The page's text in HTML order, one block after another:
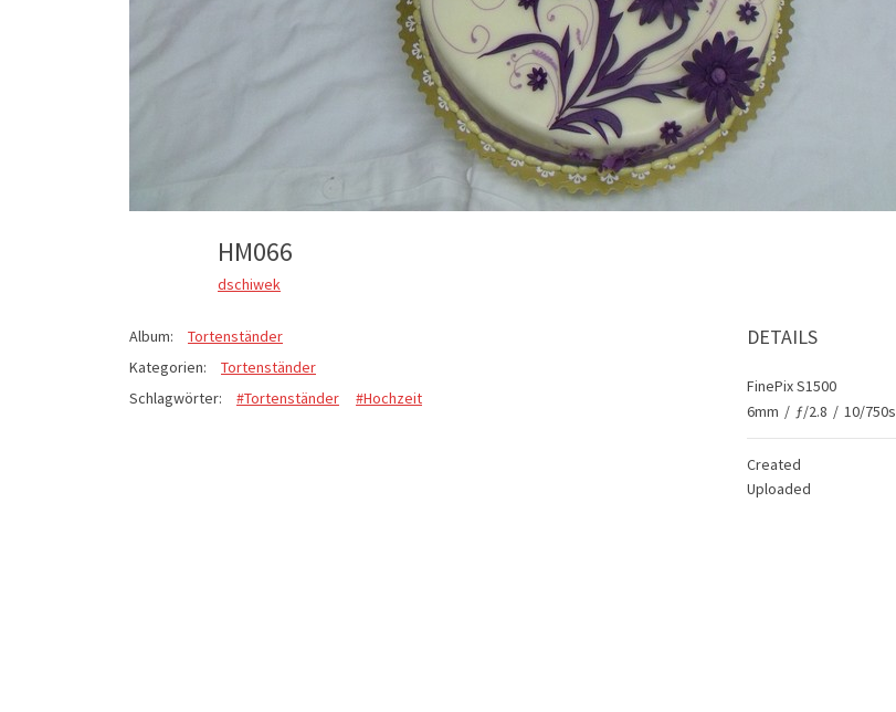
HM066
dschiwek
Album:
Tortenständer
Kategorien:
Tortenständer
Schlagwörter:
#Tortenständer #Hochzeit
DETAILS
FinePix S1500
6mm / ƒ/2.8 / 10/750s
Created
Uploaded